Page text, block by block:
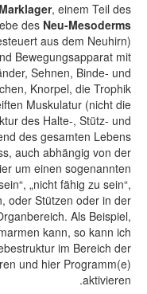
Marklager, einem Teil des
des Neu-Mesoderms
aus dem Neuhirn)
Bewegungsapparat mit
Sehnen, Binde- und
Knorpel, die Trophik
Muskulatur (nicht die
des Halte-, Stütz- und
des gesamten Lebens
auch abhängig von der
um einen sogenannten
„nicht fähig zu sein“,
oder Stützen oder in der
Als Beispiel,
kann, so kann ich
im Bereich der
und hier Programm(e)
aktivieren.